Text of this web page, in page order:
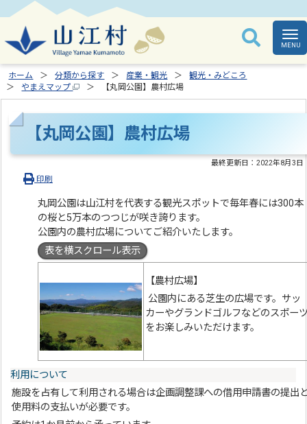
ホーム 分類から探す 産業・観光
観光・みどころ
やまえマップ
【丸岡公園】農村広場
【丸岡公園】農村広場
最終更新日：2022年8月3日
印刷
丸岡公園は山江村を代表する観光スポットで毎年春には300本
の桜と5万本のつつじが咲き誇ります。
公園内の農村広場についてご紹介いたします。
表を横スクロール表示
【農村広場】
公園内にある芝生の広場です。サッ
カーやグランドゴルフなどのスポー
をお楽しみいただけます。
利用について
施設を占有して利用される場合は企画調整課への借用申請書の提出
使用料の支払いが必要です。